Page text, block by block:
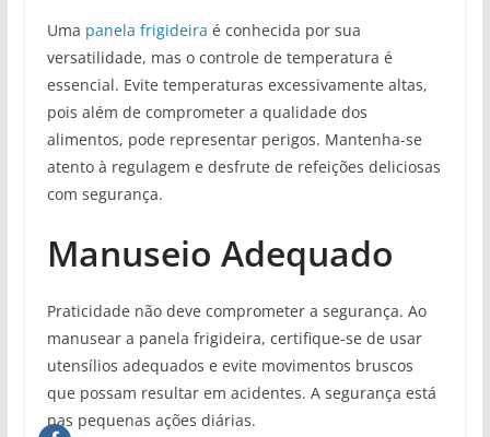
Uma panela frigideira é conhecida por sua
versatilidade, mas o controle de temperatura é
essencial. Evite temperaturas excessivamente altas,
pois além de comprometer a qualidade dos
alimentos, pode representar perigos. Mantenha-se
atento à regulagem e desfrute de refeições deliciosas
com segurança.
Manuseio Adequado
Praticidade não deve comprometer a segurança. Ao
manusear a panela frigideira, certifique-se de usar
utensílios adequados e evite movimentos bruscos
que possam resultar em acidentes. A segurança está
nas pequenas ações diárias.